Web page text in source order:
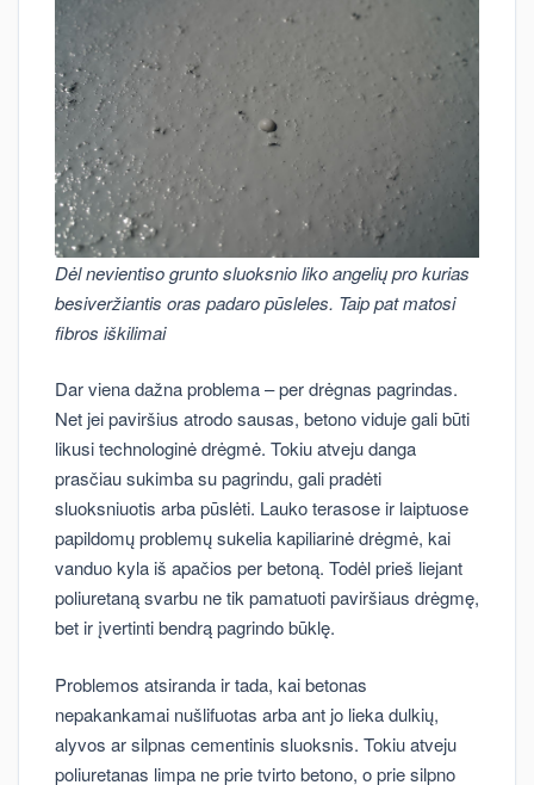
Dėl nevientiso grunto sluoksnio liko angelių pro kurias
besiveržiantis oras padaro pūsleles. Taip pat matosi
fibros iškilimai
Dar viena dažna problema – per drėgnas pagrindas.
Net jei paviršius atrodo sausas, betono viduje gali būti
likusi technologinė drėgmė. Tokiu atveju danga
prasčiau sukimba su pagrindu, gali pradėti
sluoksniuotis arba pūslėti. Lauko terasose ir laiptuose
papildomų problemų sukelia kapiliarinė drėgmė, kai
vanduo kyla iš apačios per betoną. Todėl prieš liejant
poliuretaną svarbu ne tik pamatuoti paviršiaus drėgmę,
bet ir įvertinti bendrą pagrindo būklę.
Problemos atsiranda ir tada, kai betonas
nepakankamai nušlifuotas arba ant jo lieka dulkių,
alyvos ar silpnas cementinis sluoksnis. Tokiu atveju
poliuretanas limpa ne prie tvirto betono, o prie silpno